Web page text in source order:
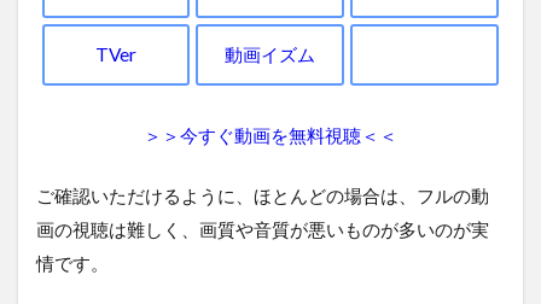
TVer 動画イズム
＞＞今すぐ動画を無料視聴＜＜
ご確認いただけるように、ほとんどの場合は、フルの動
画の視聴は難しく、画質や音質が悪いものが多いのが実
情です。